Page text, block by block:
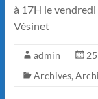
à 17H le
Vésinet
admin
Archives,